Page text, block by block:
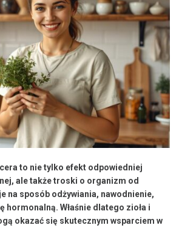
to nie tylko efekt odpowiedniej
ale także troski o organizm od
na sposób odżywiania, nawodnienie,
Właśnie dlatego zioła i
okazać się skutecznym wsparciem w